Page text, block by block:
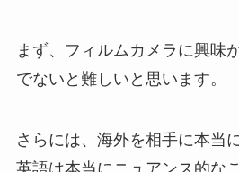
まず、フィルムカメラに興味
でないと難しいと思います。
さらには、海外を相手に本当